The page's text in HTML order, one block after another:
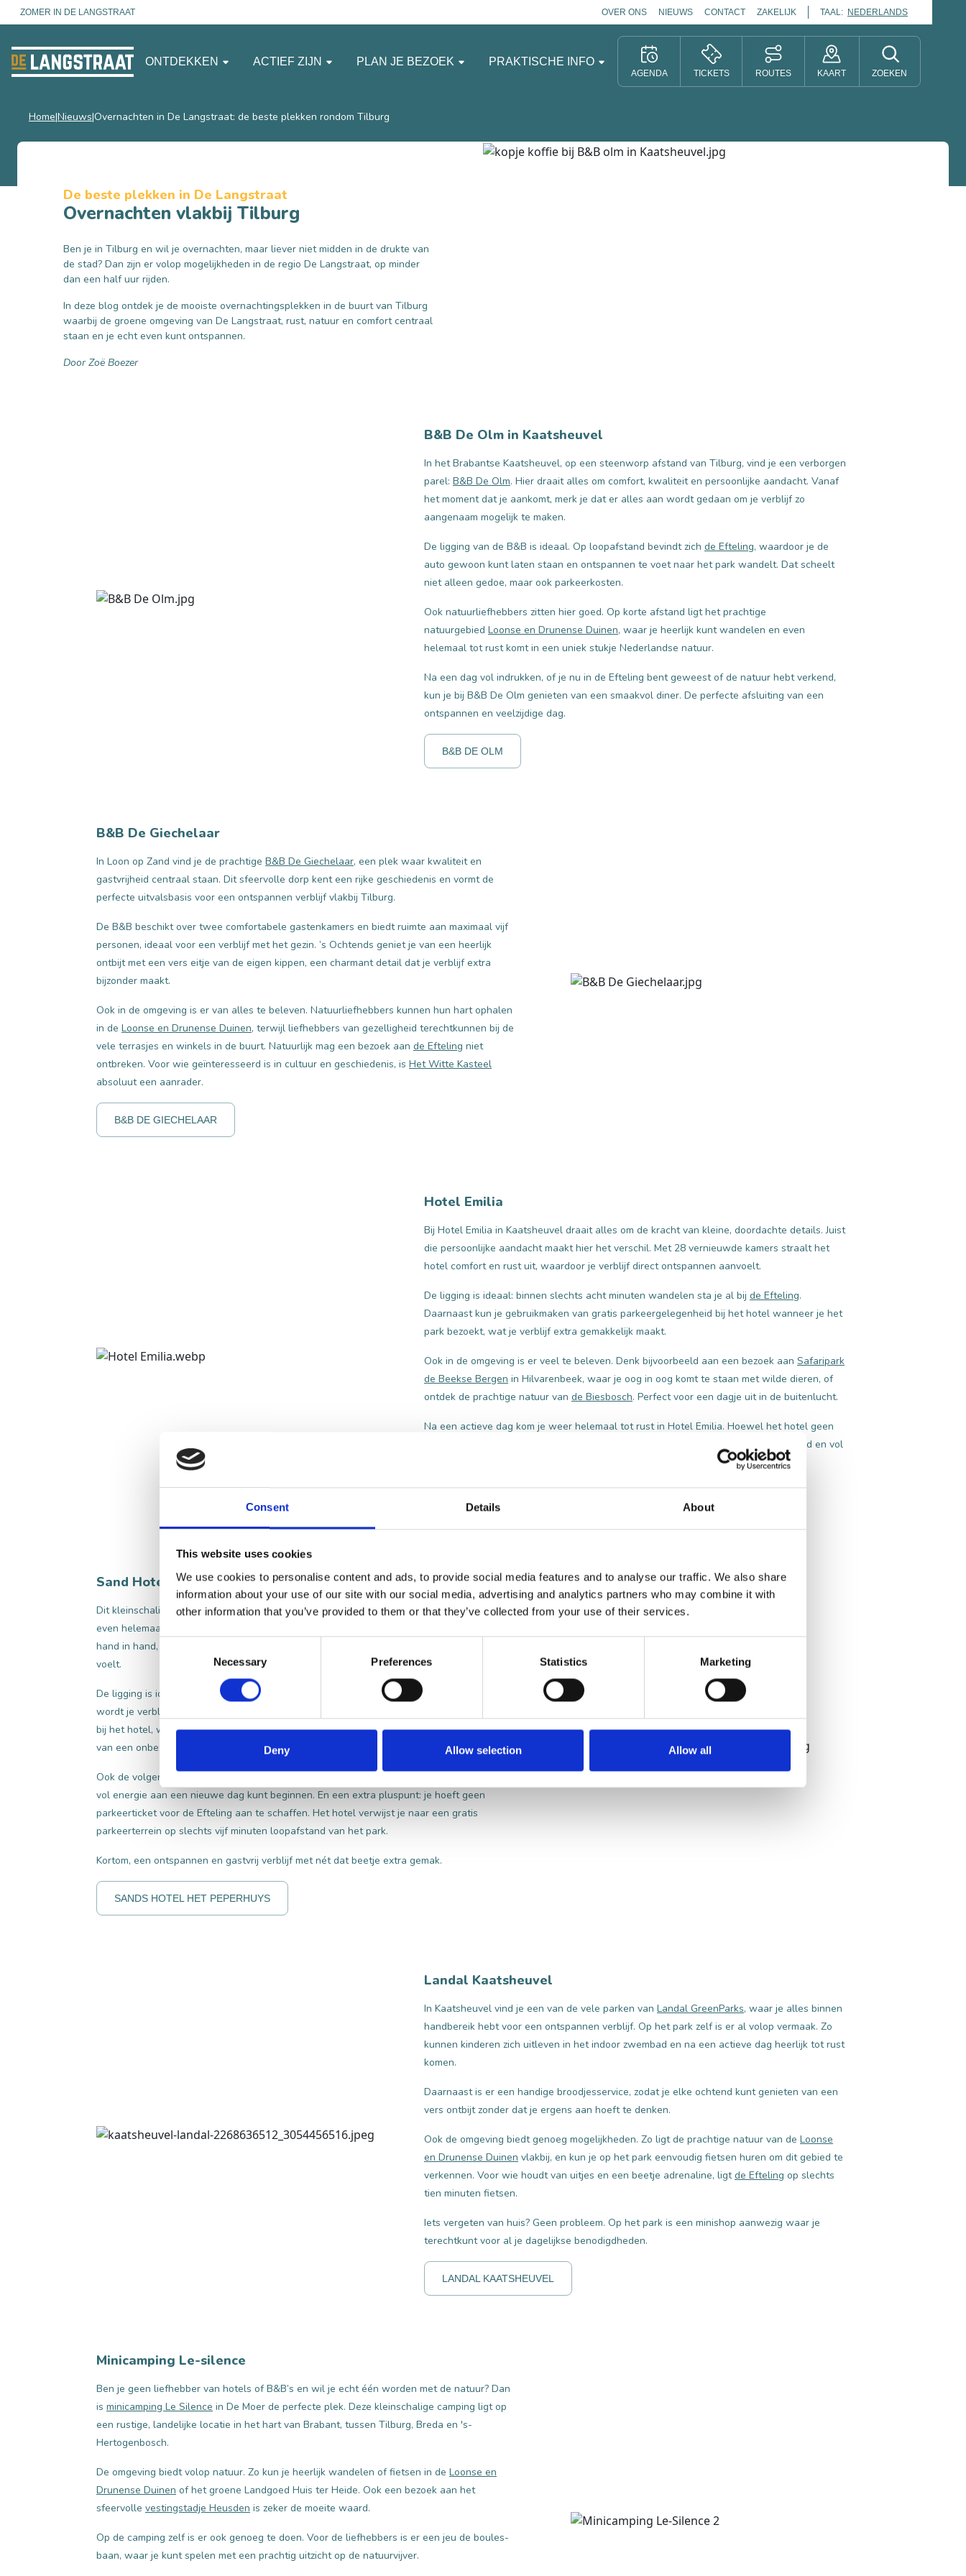
Consent Details About
This website uses cookies
We use cookies to personalise content and ads, to provide social media features and to analyse our traffic. We also share
information about your use of our site with our social media, advertising and analytics partners who may combine it with
other information that you’ve provided to them or that they’ve collected from your use of their services.
Necessary Preferences Statistics Marketing
Deny Allow selection Allow all
ZOMER IN DE LANGSTRAAT OVER ONS NIEUWS CONTACT ZAKELIJK TAAL: NEDERLANDS
ONTDEKKEN ACTIEF ZIJN PLAN JE BEZOEK PRAKTISCHE INFO
AGENDA TICKETS ROUTES KAART ZOEKEN
Home Nieuws Overnachten in De Langstraat: de beste plekken rondom Tilburg
De beste plekken in De Langstraat
Overnachten vlakbij Tilburg
Ben je in Tilburg en wil je overnachten, maar liever niet midden in de drukte van
de stad? Dan zijn er volop mogelijkheden in de regio De Langstraat, op minder
dan een half uur rijden.
In deze blog ontdek je de mooiste overnachtingsplekken in de buurt van Tilburg
waarbij de groene omgeving van De Langstraat, rust, natuur en comfort centraal
staan en je echt even kunt ontspannen.
Door Zoë Boezer
B&B De Olm in Kaatsheuvel
In het Brabantse Kaatsheuvel, op een steenworp afstand van Tilburg, vind je een verborgen
parel: B&B De Olm. Hier draait alles om comfort, kwaliteit en persoonlijke aandacht. Vanaf
het moment dat je aankomt, merk je dat er alles aan wordt gedaan om je verblijf zo
aangenaam mogelijk te maken.
De ligging van de B&B is ideaal. Op loopafstand bevindt zich de Efteling, waardoor je de
auto gewoon kunt laten staan en ontspannen te voet naar het park wandelt. Dat scheelt
niet alleen gedoe, maar ook parkeerkosten.
Ook natuurliefhebbers zitten hier goed. Op korte afstand ligt het prachtige
natuurgebied Loonse en Drunense Duinen, waar je heerlijk kunt wandelen en even
helemaal tot rust komt in een uniek stukje Nederlandse natuur.
Na een dag vol indrukken, of je nu in de Efteling bent geweest of de natuur hebt verkend,
kun je bij B&B De Olm genieten van een smaakvol diner. De perfecte afsluiting van een
ontspannen en veelzijdige dag.
B&B DE OLM
B&B De Giechelaar
In Loon op Zand vind je de prachtige B&B De Giechelaar, een plek waar kwaliteit en
gastvrijheid centraal staan. Dit sfeervolle dorp kent een rijke geschiedenis en vormt de
perfecte uitvalsbasis voor een ontspannen verblijf vlakbij Tilburg.
De B&B beschikt over twee comfortabele gastenkamers en biedt ruimte aan maximaal vijf
personen, ideaal voor een verblijf met het gezin. ’s Ochtends geniet je van een heerlijk
ontbijt met een vers eitje van de eigen kippen, een charmant detail dat je verblijf extra
bijzonder maakt.
Ook in de omgeving is er van alles te beleven. Natuurliefhebbers kunnen hun hart ophalen
in de Loonse en Drunense Duinen, terwijl liefhebbers van gezelligheid terechtkunnen bij de
vele terrasjes en winkels in de buurt. Natuurlijk mag een bezoek aan de Efteling niet
ontbreken. Voor wie geïnteresseerd is in cultuur en geschiedenis, is Het Witte Kasteel
absoluut een aanrader.
B&B DE GIECHELAAR
Hotel Emilia
Bij Hotel Emilia in Kaatsheuvel draait alles om de kracht van kleine, doordachte details. Juist
die persoonlijke aandacht maakt hier het verschil. Met 28 vernieuwde kamers straalt het
hotel comfort en rust uit, waardoor je verblijf direct ontspannen aanvoelt.
De ligging is ideaal: binnen slechts acht minuten wandelen sta je al bij de Efteling.
Daarnaast kun je gebruikmaken van gratis parkeergelegenheid bij het hotel wanneer je het
park bezoekt, wat je verblijf extra gemakkelijk maakt.
Ook in de omgeving is er veel te beleven. Denk bijvoorbeeld aan een bezoek aan Safaripark
de Beekse Bergen in Hilvarenbeek, waar je oog in oog komt te staan met wilde dieren, of
ontdek de prachtige natuur van de Biesbosch. Perfect voor een dagje uit in de buitenlucht.
Na een actieve dag kom je weer helemaal tot rust in Hotel Emilia. Hoewel het hotel geen
lunch en diner aanbiedt, zorgen ze wél voor een heerlijk ontbijt, zodat jij de dag goed en vol
Sand Hotel het Peperhuys
Dit kleinschalige, charmante hotel in Kaatsheuvel, is de perfecte plek vlakbij Tilburg om
even helemaal tot rust te komen. Hier gaan comfort en de warme Brabantse gezelligheid
hand in hand, wat zorgt voor een persoonlijke en intieme sfeer waarin je je direct thuis
voelt.
De ligging is ideaal, zeker voor een bezoek aan
. Met de speciale Efteling-deal
wordt je verblijf extra zorgeloos. Zo kun je vóór je parkbezoek alvast je bagage achterlaten
bij het hotel, waarna zij het inchecken voor je regelen. Jij hoeft alleen nog maar te genieten
van een onbezorgde dag vol magie.
Ook de volgende ochtend wordt er goed voor je gezorgd met een heerlijk ontbijt, zodat je
vol energie aan een nieuwe dag kunt beginnen. En een extra pluspunt: je hoeft geen
parkeerticket voor de Efteling aan te schaffen. Het hotel verwijst je naar een gratis
parkeerterrein op slechts vijf minuten loopafstand van het park.
Kortom, een ontspannen en gastvrij verblijf met nét dat beetje extra gemak.
SANDS HOTEL HET PEPERHUYS
Landal Kaatsheuvel
In Kaatsheuvel vind je een van de vele parken van Landal GreenParks, waar je alles binnen
handbereik hebt voor een ontspannen verblijf. Op het park zelf is er al volop vermaak. Zo
kunnen kinderen zich uitleven in het indoor zwembad en na een actieve dag heerlijk tot rust
komen.
Daarnaast is er een handige broodjesservice, zodat je elke ochtend kunt genieten van een
vers ontbijt zonder dat je ergens aan hoeft te denken.
Ook de omgeving biedt genoeg mogelijkheden. Zo ligt de prachtige natuur van de Loonse
en Drunense Duinen vlakbij, en kun je op het park eenvoudig fietsen huren om dit gebied te
verkennen. Voor wie houdt van uitjes en een beetje adrenaline, ligtde Efteling op slechts
tien minuten fietsen.
Iets vergeten van huis? Geen probleem. Op het park is een minishop aanwezig waar je
terechtkunt voor al je dagelijkse benodigdheden.
LANDAL KAATSHEUVEL
Minicamping Le-silence
Ben je geen liefhebber van hotels of B&B’s en wil je echt één worden met de natuur? Dan
is minicamping Le Silence in De Moer de perfecte plek. Deze kleinschalige camping ligt op
een rustige, landelijke locatie in het hart van Brabant, tussen Tilburg, Breda en 's-
Hertogenbosch.
De omgeving biedt volop natuur. Zo kun je heerlijk wandelen of fietsen in de Loonse en
Drunense Duinen of het groene Landgoed Huis ter Heide. Ook een bezoek aan het
sfeervolle vestingstadje Heusden is zeker de moeite waard.
Op de camping zelf is er ook genoeg te doen. Voor de liefhebbers is er een jeu de boules-
baan, waar je kunt spelen met een prachtig uitzicht op de natuurvijver.